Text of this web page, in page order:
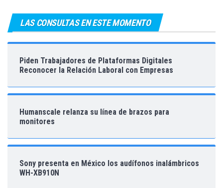
LAS CONSULTAS EN ESTE MOMENTO
Piden Trabajadores de Plataformas Digitales
Reconocer la Relación Laboral con Empresas
Humanscale relanza su línea de brazos para
monitores
Sony presenta en México los audífonos inalámbricos
WH-XB910N